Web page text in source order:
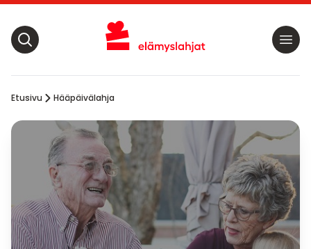
Etusivu Hääpäivälahja